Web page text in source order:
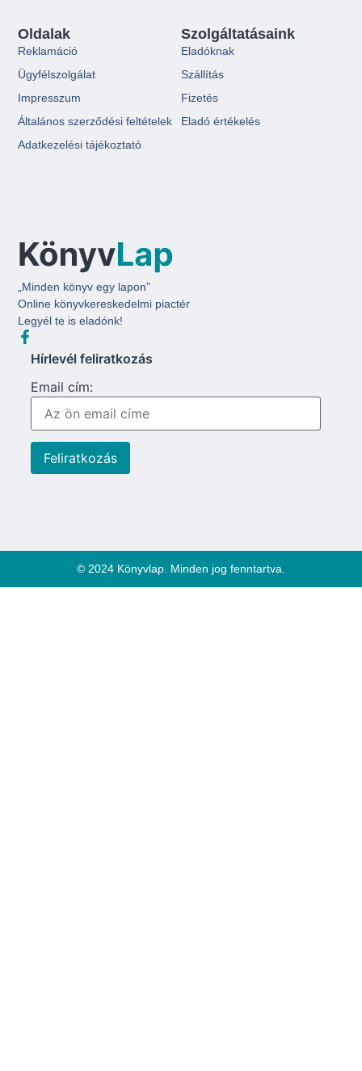
„Minden könyv egy lapon”
Online könyvkereskedelmi piactér
Legyél te is eladónk!
Hírlevél feliratkozás
Email cím:
Szolgáltatásaink
Eladóknak
Szállítás
Fizetés
Eladó értékelés
Oldalak
Reklamáció
Ügyfélszolgálat
Impresszum
Általános szerződési feltételek
Adatkezelési tájékoztató
© 2024 Könyvlap. Minden jog fenntartva.